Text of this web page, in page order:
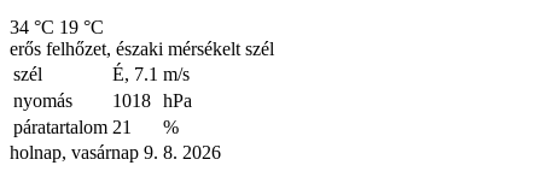
34 °C 19 °C
erős felhőzet, északi mérsékelt szél
szél
É, 7.1 m/s
nyomás
1018 hPa
páratartalom 21
%
holnap, vasárnap 9. 8. 2026